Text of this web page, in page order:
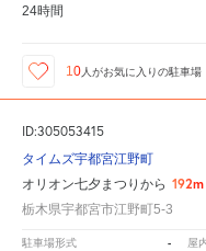
24時間
10 人がお気に入りの駐車場
ID:305053415
タイムズ宇都宮江野町
オリオン七夕まつりから 192m
栃木県宇都宮市江野町5-3
駐車場形式 - 屋